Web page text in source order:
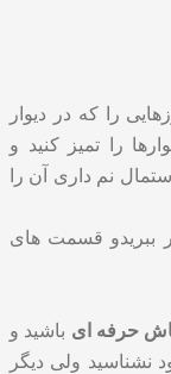
را که در دیوار
را تمیز کنید و
نم داری آن را
ببریدو قسمت های
حرفه ای باشید و
نشناسید ولی دیگر